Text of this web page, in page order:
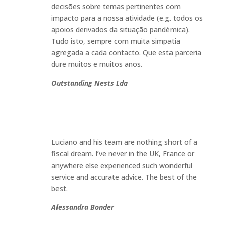
decisões sobre temas pertinentes com
impacto para a nossa atividade (e.g. todos os
apoios derivados da situação pandémica).
Tudo isto, sempre com muita simpatia
agregada a cada contacto. Que esta parceria
dure muitos e muitos anos.
Outstanding Nests Lda
Luciano and his team are nothing short of a
fiscal dream. I’ve never in the UK, France or
anywhere else experienced such wonderful
service and accurate advice. The best of the
best.
Alessandra Bonder